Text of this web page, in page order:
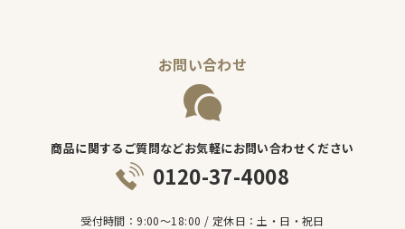
お問い合わせ
商品に関するご質問などお気軽にお問い合わせください
0120-37-4008
受付時間：9:00～18:00 / 定休日：土・日・祝日